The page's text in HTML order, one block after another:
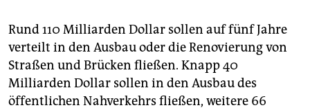
Rund 110 Milliarden Dollar sollen auf fünf Jahre
verteilt in den Ausbau oder die Renovierung von
Straßen und Brücken fließen. Knapp 40
Milliarden Dollar sollen in den Ausbau des
öffentlichen Nahverkehrs fließen, weitere 66